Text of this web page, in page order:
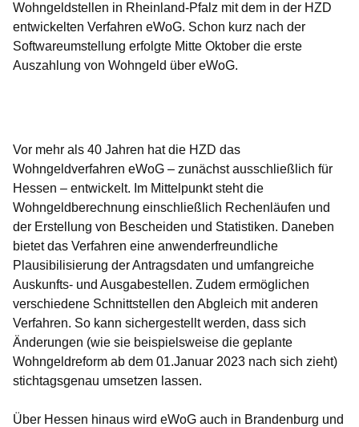
Wohngeldstellen in Rheinland-Pfalz mit dem in der HZD
entwickelten Verfahren eWoG. Schon kurz nach der
Softwareumstellung erfolgte Mitte Oktober die erste
Auszahlung von Wohngeld über eWoG.
Vor mehr als 40 Jahren hat die HZD das
Wohngeldverfahren eWoG – zunächst ausschließlich für
Hessen – entwickelt. Im Mittelpunkt steht die
Wohngeldberechnung einschließlich Rechenläufen und
der Erstellung von Bescheiden und Statistiken. Daneben
bietet das Verfahren eine anwenderfreundliche
Plausibilisierung der Antragsdaten und umfangreiche
Auskunfts- und Ausgabestellen. Zudem ermöglichen
verschiedene Schnittstellen den Abgleich mit anderen
Verfahren. So kann sichergestellt werden, dass sich
Änderungen (wie sie beispielsweise die geplante
Wohngeldreform ab dem 01.Januar 2023 nach sich zieht)
stichtagsgenau umsetzen lassen.
Über Hessen hinaus wird eWoG auch in Brandenburg und